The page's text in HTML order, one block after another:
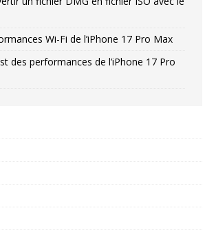
Wi-Fi de l’iPhone 17 Pro Max
des performances de l’iPhone 17 Pro